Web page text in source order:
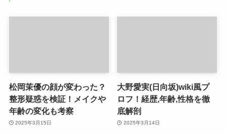
松岡茉優の顔が変わった？
整形疑惑を検証！メイクや
年齢の変化も考察
2025年3月15日
大野愛実(日向坂)wiki風プ
ロフ！経歴,年齢,性格を徹
底解剖
2025年3月14日